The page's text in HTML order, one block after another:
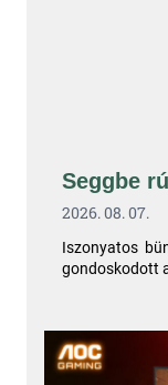
Seggbe
2026. 08. 07.
Iszonyatos
gondoskodott